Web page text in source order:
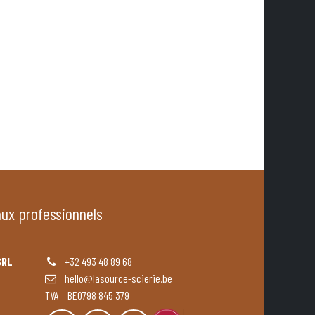
professionnels
+32 493 48 89 68
hello@lasource-scierie.be
TVA BE0798 845 379